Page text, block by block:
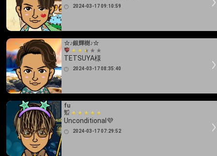
2024-03-17 09:10:59
☆♪銀輝樹♪☆
TETSUYA様
2024-03-17 08:35:40
fu
Unconditional💜
2024-03-17 07:29:52